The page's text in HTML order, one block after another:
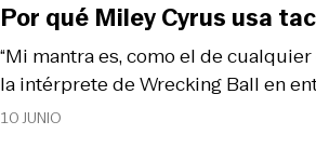
10 JUNIO
“Mi mantra es, como el de
la intérprete de Wrecking Ball en
Por qué Miley Cyrus usa